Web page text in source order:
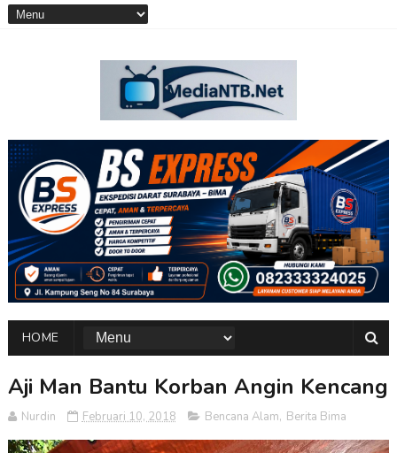
HOME
Aji Man Bantu Korban Angin Kencang
Nurdin Februari 10, 2018 Bencana Alam, Berita Bima